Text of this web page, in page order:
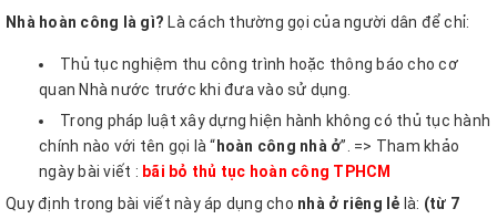
Nhà hoàn công là gì? Là cách thường gọi của người dân để chỉ:
Thủ tục nghiệm thu công trình hoặc thông báo cho cơ
quan Nhà nước trước khi đưa vào sử dụng.
Trong pháp luật xây dựng hiện hành không có thủ tục hành
chính nào với tên gọi là “ hoàn công nhà ở”. => Tham khảo
ngày bài viết : bãi bỏ thủ tục hoàn công TPHCM
Quy định trong bài viết này áp dụng cho nhà ở riêng lẻ là: (từ 7